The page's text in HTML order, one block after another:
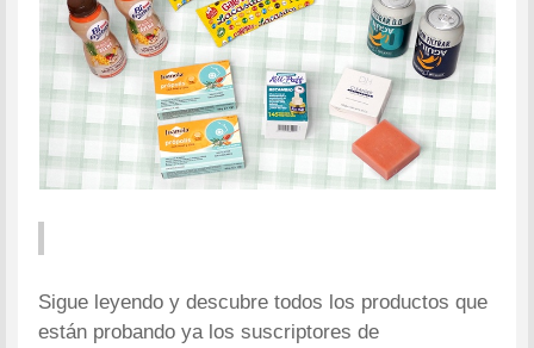
Sigue leyendo y descubre todos los productos que
están probando ya los suscriptores de